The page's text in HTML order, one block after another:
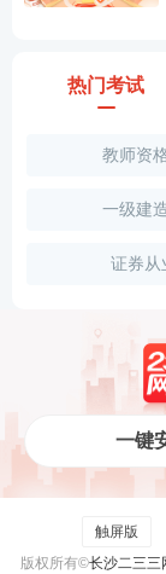
热门考试
教师资
一级建
证券从
一键
触屏版
版权所有©长沙二三三